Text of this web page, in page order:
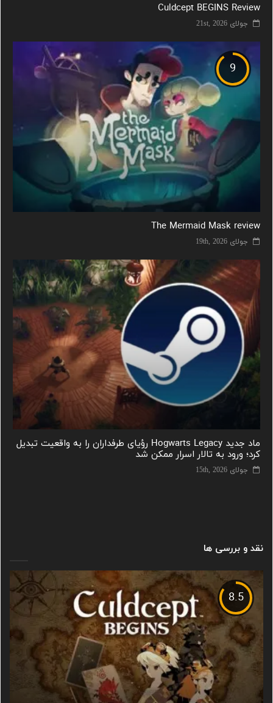
Culdcept BEGINS Review
جولای 21st, 2026
9
The Mermaid Mask review
جولای 19th, 2026
ماد جدید Hogwarts Legacy رؤیای طرفداران را به واقعیت تبدیل
کرد؛ ورود به تالار اسرار ممکن شد
جولای 15th, 2026
نقد و بررسی ها
8.5